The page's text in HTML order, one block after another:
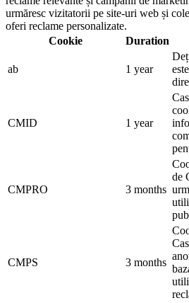
urmăresc vizitatorii pe site-uri web și
oferi reclame personalizate.
Cookie
Duration
ab 1 year
CMID 1 year
CMPRO 3 months
de
CMPS 3 months